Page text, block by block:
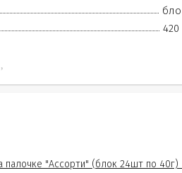
420